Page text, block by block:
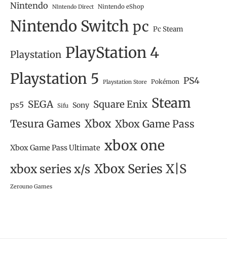
Nintendo NIntendo Direct Nintendo eShop
Nintendo Switch pc Pc Steam
Playstation PlayStation 4
Playstation 5 Playstation Store Pokémon PS4
ps5 SEGA Sifu Sony Square Enix Steam
Tesura Games Xbox Xbox Game Pass
Xbox Game Pass Ultimate xbox one
xbox series x/s Xbox Series X|S
Zerouno Games